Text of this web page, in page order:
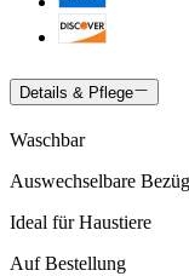
Details & Pflege
Waschbar
Auswechselbare
Ideal für Haustiere
Auf Bestellung